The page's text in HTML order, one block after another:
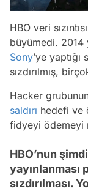
HBO veri
büyümedi. 2014
Sony’ye
sızdırılmış,
Hacker
saldırı hedefi ve
fidyeyi ödemeyi
HBO’nun
sızdırılması.